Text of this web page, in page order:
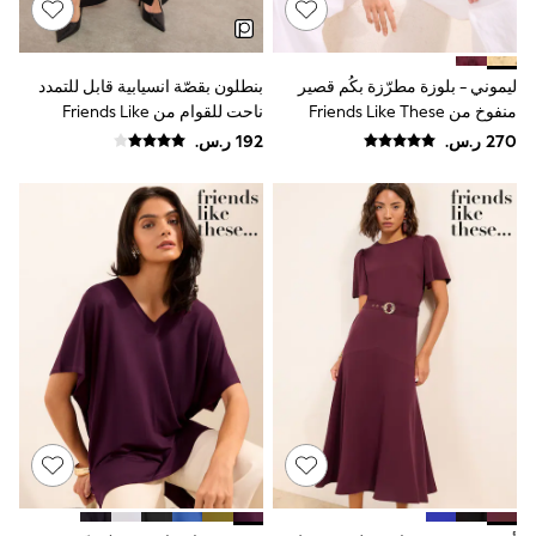
9-11 years
15+ years
All Clothing
Coats & Jackets
Dresses
Holiday Shop
Jumpsuits & Playsuits
All Girl's New In
Kid's Top Picks
Top & Bottom Sets
Summer Dresses
Polka Dots
THE SET
Knitwear
Loungewear
Nightwear & Pyjamas
Occasionwear
Pants & Leggings
Schoolwear
Sets & Outfits
Shirts & Blouses
Shorts & Skirts
ليموني - بلوزة مطرّزة بكُم قصير
منفوخ من Friends Like These
بنطلون بقصّة انسيابية قابل للتمدد
ناحت للقوام من Friends Like
These